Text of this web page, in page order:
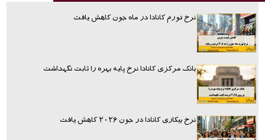
نرخ تورم کانادا در ماه جون کاهش یافت
بانک مرکزی کانادا نرخ پایه بهره را ثابت نگهداشت
نرخ بیکاری کانادا در جون ۲۰۲۶ کاهش یافت